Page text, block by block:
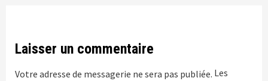
Laisser un commentaire
Votre adresse de messagerie ne sera pas publiée. Les